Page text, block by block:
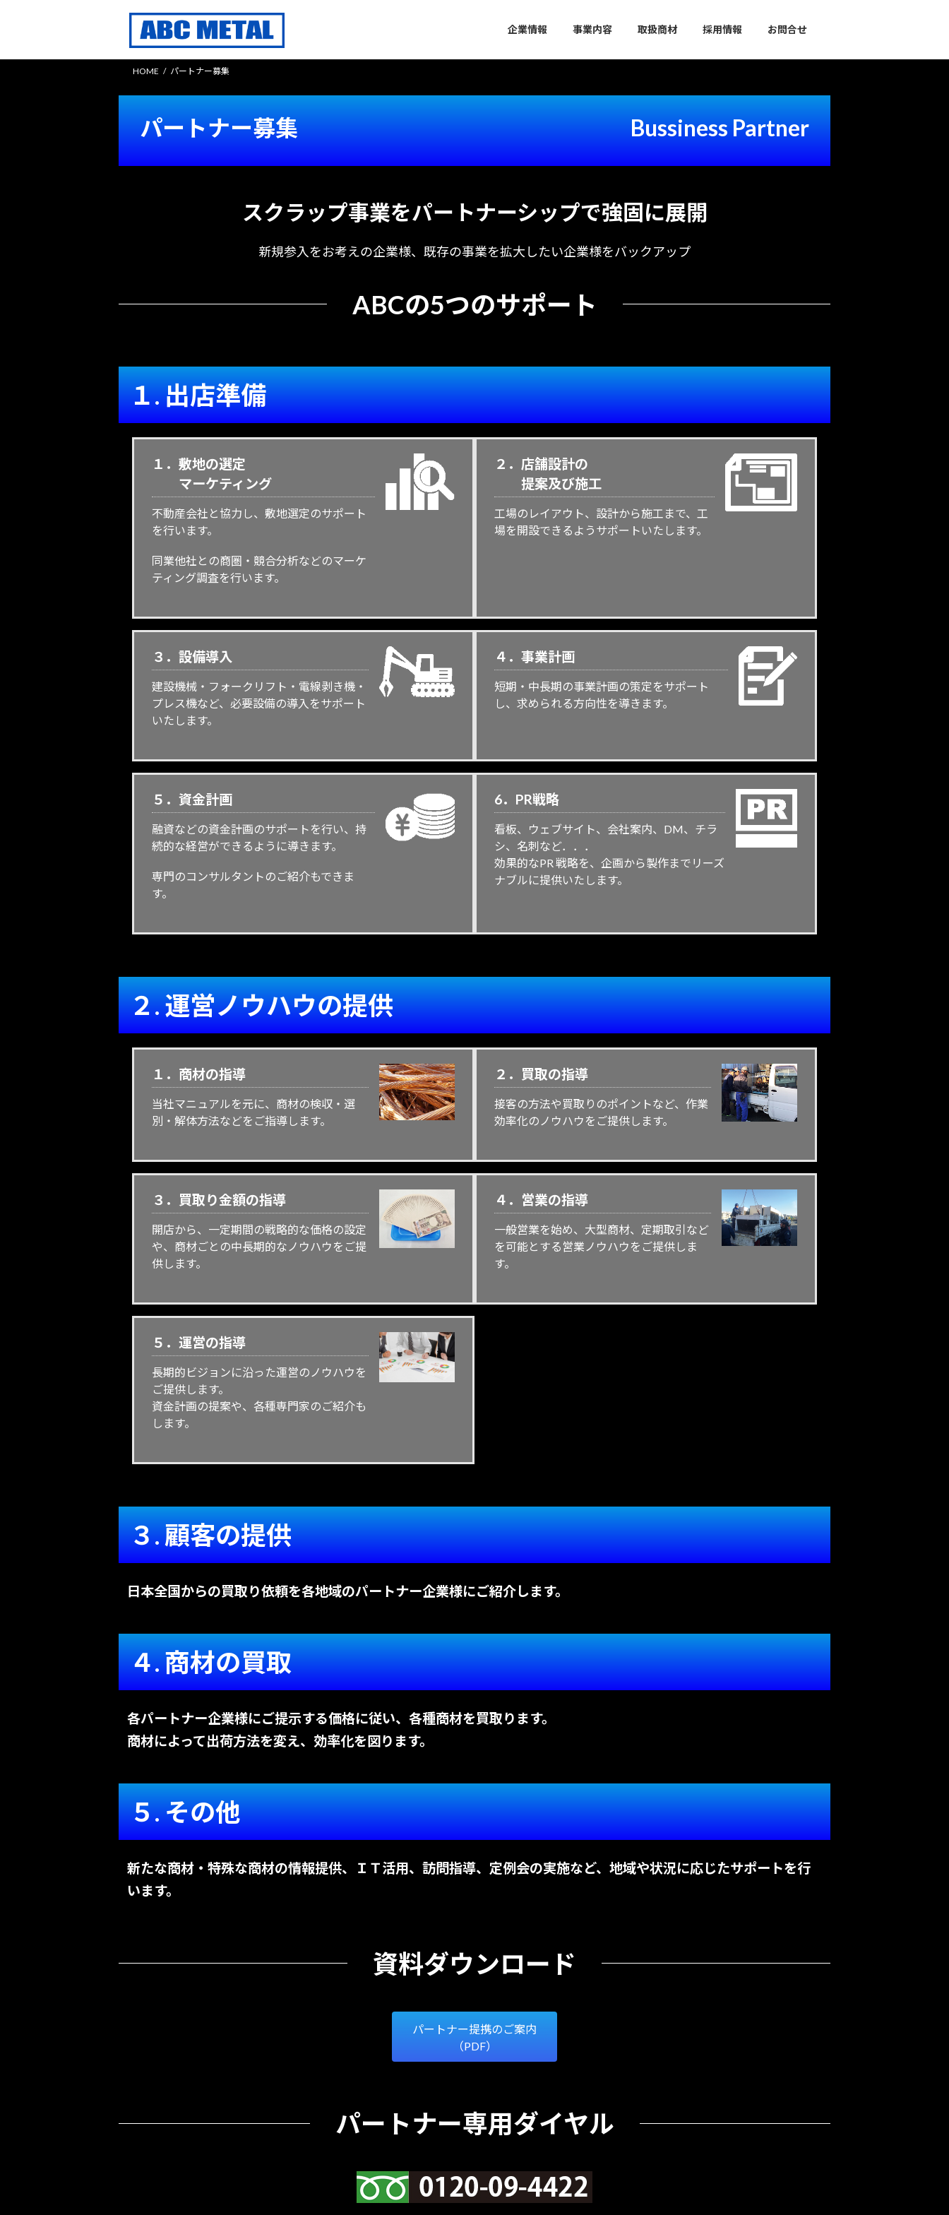
ン
ー
企業情報 事業内容 取扱商材 採用情報 お問合せ
HOME パートナー募集
パートナー募集 Bussiness Partner
スクラップ事業をパートナーシップで強固に展開
新規参入をお考えの企業様、既存の事業を拡大したい企業様をバックアップ
ABCの5つのサポート
１. 出店準備
１．敷地の選定
マーケティング
不動産会社と協力し、敷地選定のサポート
を行います。
同業他社との商圏・競合分析などのマーケ
ティング調査を行います。
２． 店舗設計の
提案及び施工
工場のレイアウト、設計から施工まで、工
場を開設できるようサポートいたします。
３．設備導入
建設機械・フォークリフト・電線剥き機・
プレス機など、必要設備の導入をサポート
いたします。
４． 事業計画
短期・中長期の事業計画の策定をサポート
し、求められる方向性を導きます。
５．資金計画
融資などの資金計画のサポートを行い、持
続的な経営ができるように導きます。
専門のコンサルタントのご紹介もできま
す。
6．PR戦略
看板、ウェブサイト、会社案内、DM、チラ
シ、名刺など．．．
効果的なPR 戦略を、企画から製作までリーズ
ナブルに提供いたします。
２. 運営ノウハウの提供
１． 商材の指導
当社マニュアルを元に、商材の検収・選
別・解体方法などをご指導します。
２．買取の指導
接客の方法や買取りのポイントなど、作業
効率化のノウハウをご提供します。
３．買取り金額の指導
開店から、一定期間の戦略的な価格の設定
や、商材ごとの中長期的なノウハウをご提
供します。
４．営業の指導
一般営業を始め、大型商材、定期取引など
を可能とする営業ノウハウをご提供しま
す。
５．運営の指導
長期的ビジョンに沿った運営のノウハウを
ご提供します。
資金計画の提案や、各種専門家のご紹介も
します。
３. 顧客の提供
日本全国からの買取り依頼を各地域のパートナー企業様にご紹介します。
４. 商材の買取
各パートナー企業様にご提示する価格に従い、各種商材を買取ります。
商材によって出荷方法を変え、効率化を図ります。
５. その他
新たな商材・特殊な商材の情報提供、ＩＴ活用、訪問指導、定例会の実施など、地域や状況に応じたサポートを行
います。
資料ダウンロード
パートナー提携のご案内
（PDF）
パートナー専用ダイヤル